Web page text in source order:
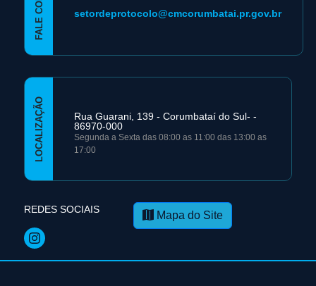
setordeprotocolo@cmcorumbatai.pr.gov.br
LOCALIZAÇÃO
Rua Guarani, 139 - Corumbataí­ do Sul- -
86970-000
Segunda a Sexta das 08:00 as 11:00 das 13:00 as
17:00
REDES SOCIAIS Mapa do Site